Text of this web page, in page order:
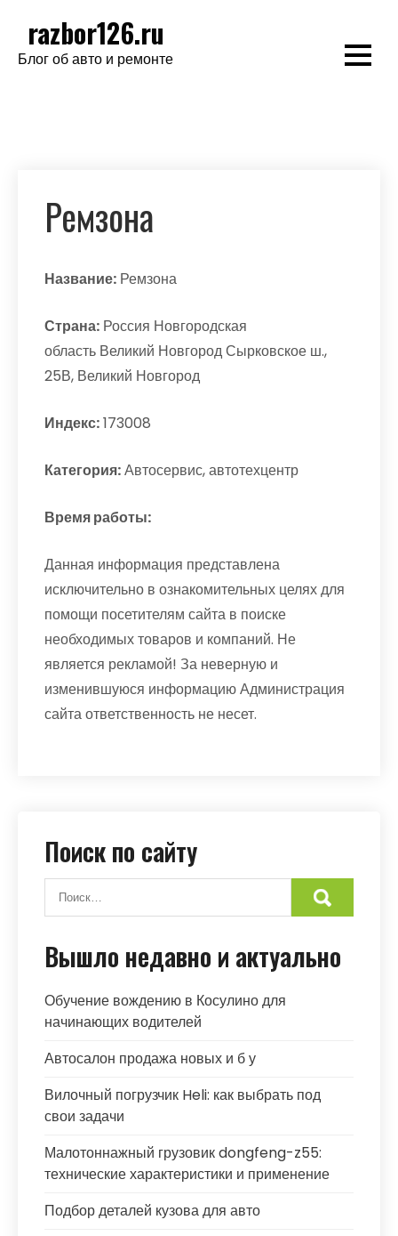
содержимому
razbor126.ru
Блог об авто и ремонте
Ремзона
Название: Ремзона
Страна: Россия Новгородская
область Великий Новгород Сырковское ш.,
25В, Великий Новгород
Индекс:173008
Категория:Автосервис, автотехцентр
Время работы:
Данная информация представлена
исключительно в ознакомительных целях для
помощи посетителям сайта в поиске
необходимых товаров и компаний. Не
является рекламой! За неверную и
изменившуюся информацию Администрация
сайта ответственность не несет.
Поиск по сайту
Вышло недавно и актуально
Обучение вождению в Косулино для
начинающих водителей
Автосалон продажа новых и б у
Вилочный погрузчик Heli: как выбрать под
свои задачи
Малотоннажный грузовик dongfeng-z55:
технические характеристики и применение
Подбор деталей кузова для авто